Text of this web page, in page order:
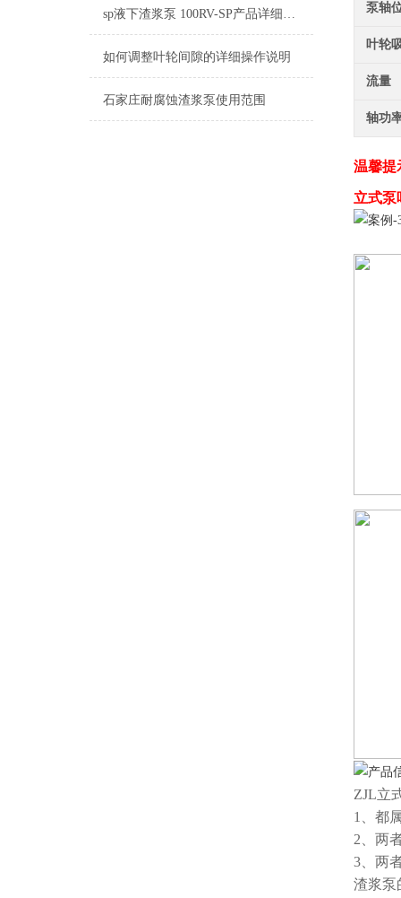
sp液下渣浆泵 100RV-SP产品详细介绍展示
如何调整叶轮间隙的详细操作说明
石家庄耐腐蚀渣浆泵使用范围
泵轴
叶轮
流量
轴功
温馨提
立式泵
ZJL立
1、都
2、两
3、两
渣浆泵